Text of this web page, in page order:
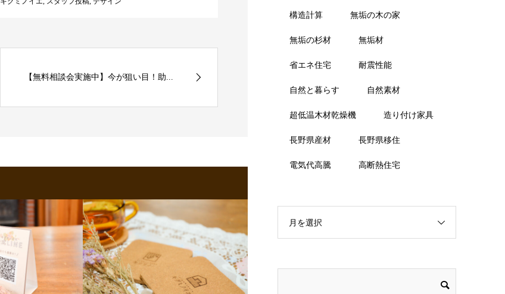
【無料相談会実施中】今が狙い目！助...
構造計算 無垢の木の家
無垢の杉材 無垢材
省エネ住宅 耐震性能
自然と暮らす 自然素材
超低温木材乾燥機 造り付け家具
長野県産材 長野県移住
電気代高騰 高断熱住宅
月を選択